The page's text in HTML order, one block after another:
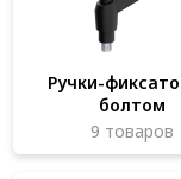
Система V-паза
Алюминиевая
Крейты и
Ручки-
болтом
9 товаров